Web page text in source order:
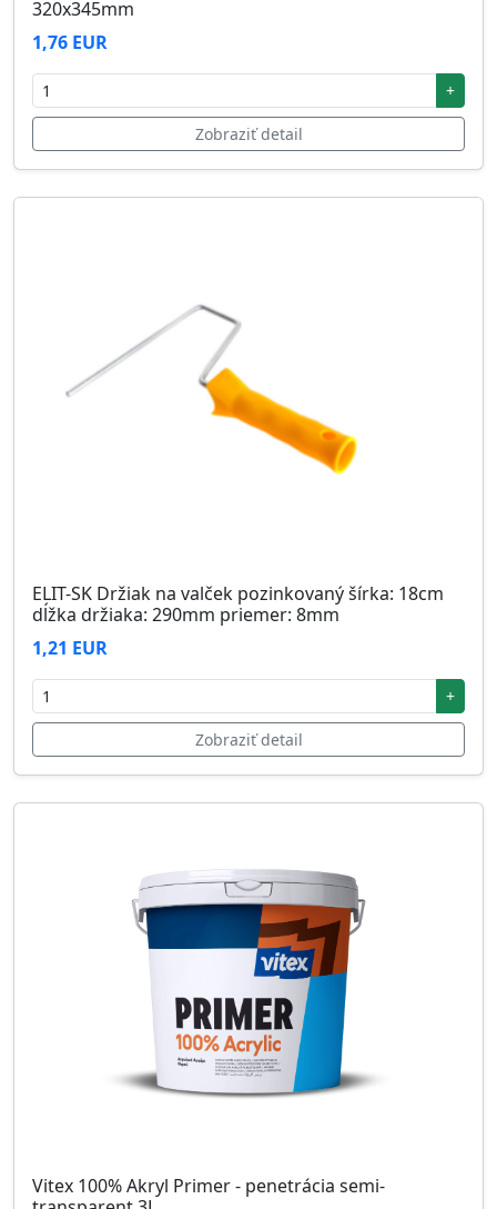
320x345mm
1,76 EUR
+
Zobraziť detail
ELIT-SK Držiak na valček pozinkovaný šírka: 18cm
dĺžka držiaka: 290mm priemer: 8mm
1,21 EUR
+
Zobraziť detail
Vitex 100% Akryl Primer - penetrácia semi-